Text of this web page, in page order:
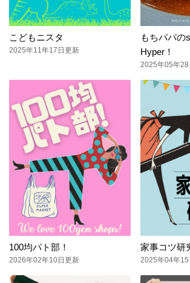
こどもニスタ
2025年11年17日更新
もちパパの
Hyper！
2025年05年
100均パト部！
2026年02年10日更新
家事コツ研
2025年04年